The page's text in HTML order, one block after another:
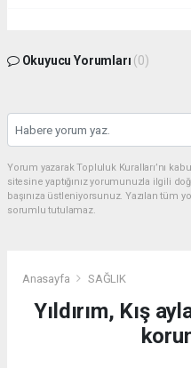
Okuyucu Yorumları (0)
Yorum yazarak Topluluk Kuralları’nı
sitesine yaptığınız yorumunuzla ilgili
başınıza üstleniyorsunuz. Yazılan
sorumlu tutulamaz.
Anasayfa SAĞLIK
Yıldırım, Kış